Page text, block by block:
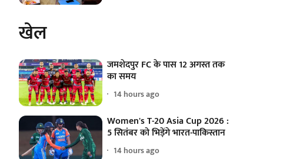
खेल
जमशेदपुर FC के पास 12 अगस्त तक
का समय
14 hours ago
Women's T-20 Asia Cup 2026 :
5 सितंबर को भिड़ेंगे भारत-पाकिस्तान
14 hours ago